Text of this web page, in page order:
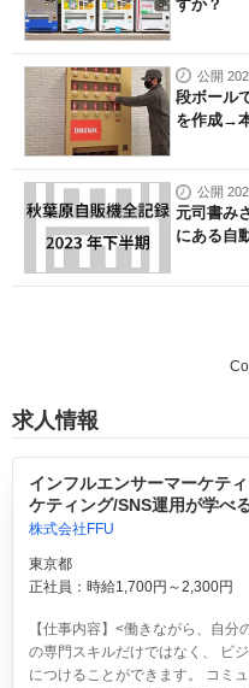
すか？
公開
段ボール
を作成→
公開
元司書み
にある自
求人情報
インフルエンサーマーケテ
ケティング/SNS運用が学べ
株式会社FFU
東京都
正社員：時給1,700円～2,300円
【仕事内容】<働きながら、自
の専門スキルだけではなく、 ビ
につけることができます。 コミ